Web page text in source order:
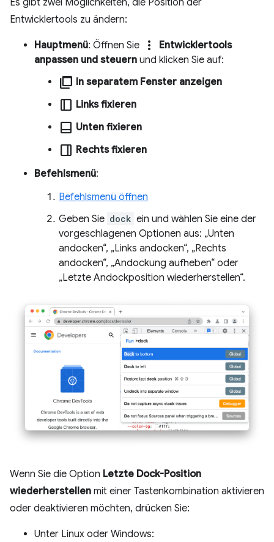
Entwicklertools zu ändern:
Hauptmenü: Öffnen Sie more_vert
Entwicklertools
anpassen und steuern und klicken Sie auf:
ad_group In separatem Fenster anzeigen
dock_to_right Links fixieren
dock_to_bottom Unten fixieren
dock_to_left Rechts fixieren
Befehlsmenü:
Befehlsmenü öffnen
Geben Sie dock ein und wählen Sie eine der
vorgeschlagenen Optionen aus: „Unten
andocken“, „Links andocken“, „Rechts
andocken“, „Andockung aufheben“ oder
„Letzte Andockposition wiederherstellen“.
Wenn Sie die Option Letzte Dock-Position
wiederherstellen mit einer Tastenkombination aktivieren
oder deaktivieren möchten, drücken Sie:
Unter Linux oder Windows: